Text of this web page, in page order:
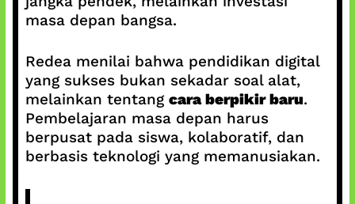
masa depan bangsa.
Redea menilai bahwa pendidikan digital
yang sukses bukan sekadar soal alat,
melainkan tentang cara berpikir baru.
Pembelajaran masa depan harus
berpusat pada siswa, kolaboratif, dan
berbasis teknologi yang memanusiakan.